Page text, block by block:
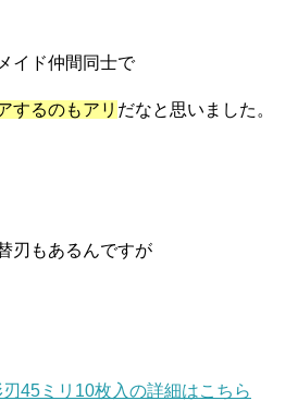
イド仲間同士で
するのもアリ だなと思いました。
刃もあるんですが
45ミリ10枚入の詳細はこちら